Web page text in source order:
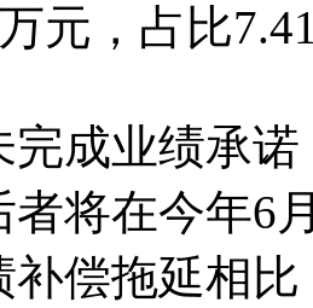
元，占比
业绩承诺
将在今年6
补偿拖延相